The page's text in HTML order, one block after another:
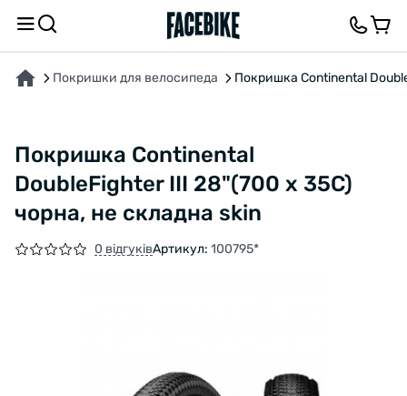
Покришки для велосипеда Покришка Continental
Покришка Continental
DoubleFighter III 28"(700 x 35C)
чорна, не складна skin
0 відгуківАртикул: 100795*
ПРО ТОВАР ХАРАКТЕРИСТИКИВІДГУКИ ТА ЗАПИТАННЯ